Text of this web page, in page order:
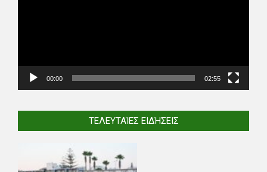
00:00 02:55
ΤΕΛΕΥΤΑΊΕΣ ΕΙΔΉΣΕΙΣ